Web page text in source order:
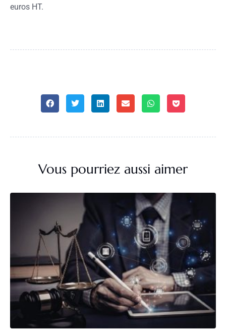
euros HT.
Vous pourriez aussi aimer